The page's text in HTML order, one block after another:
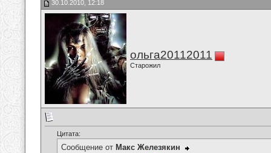
30.10.2010, 12:18
ольга20112011
Старожил
Цитата:
Сообщение от Макс Железякин